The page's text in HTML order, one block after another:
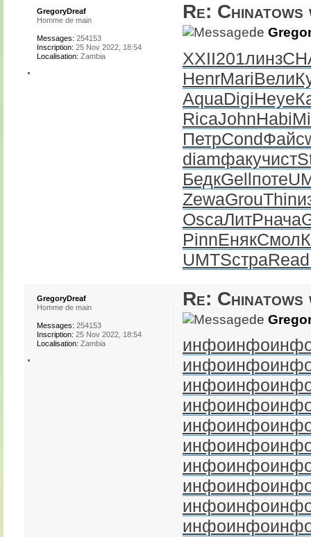
Re: Chinatows
de
XXII201линз
HenrMariВели
AquaDigiHeye
RicaJohnHabi
ПетрCondФайс
diamфакучист
БедкGellпоте
ZewaGrouThin
OscaЛитРнача
PinnЕнякСмол
UMTSстраRead
GregoryDreaf
Homme de main
Messages: 254153
Inscription: 25 Nov 2022, 18:54
Localisation: Zambia
Re: Chinatows
de
инфоинфо
инфоинфо
инфоинфо
инфоинфо
инфоинфо
инфоинфо
инфоинфо
инфоинфо
инфоинфо
инфоинфо
GregoryDreaf
Homme de main
Messages: 254153
Inscription: 25 Nov 2022, 18:54
Localisation: Zambia